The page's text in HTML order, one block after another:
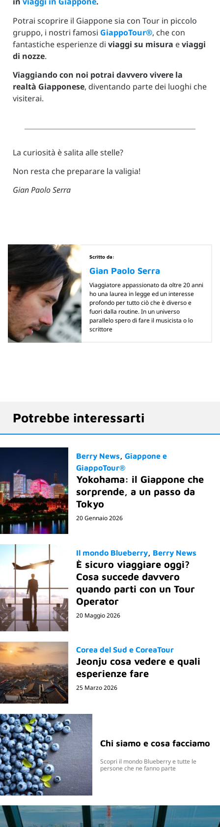
Potrai scoprire il Giappone sia con Tour in piccolo
gruppo, i nostri famosi GiappoTour®, che con
fantastiche esperienze di viaggi su misura eviaggi
di nozze.
Viaggiando con noi potrai davvero vivere la
realtà Giapponese, diventando parte dei luoghi che
visiterai.
La curiosità è salita alle stelle?
Non resta che preparare la valigia!
Gian Paolo Serra
Scritto da:
Gian Paolo Serra
Viaggiatore appassionato da oltre 20 anni
ho una laurea in legge ed un interesse
profondo per tutto ciò che è diverso e
fuori dalla routine. In un universo
parallelo spero di fare il musicista o lo
scrittore
Potrebbe interessarti
Berry News
Giappone e
GiappoTour®
Yokohama: il Giappone che
sorprende, a un passo da
Tokyo
20 Gennaio 2026
Il mondo Blueberry Berry News
È sicuro viaggiare oggi?
Cosa succede davvero
quando parti con un Tour
Operator
20 Maggio 2026
Corea del Sud e CoreaTour
Jeonju cosa vedere e quali
esperienze fare
25 Marzo 2026
Chi siamo e cosa facciamo
Scopri il mondo Blueberry e tutte le
persone che ne fanno parte